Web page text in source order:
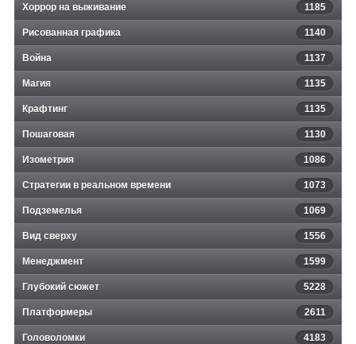
Хоррор на выживание 1185
Рисованная графика 1140
Война 1137
Магия 1135
Крафтинг 1135
Пошаговая 1130
Изометрия 1086
Стратегии в реальном времени 1073
Подземелья 1069
Вид сверху 1556
Менеджмент 1599
Глубокий сюжет 5228
Платформеры 2611
Головоломки 4183